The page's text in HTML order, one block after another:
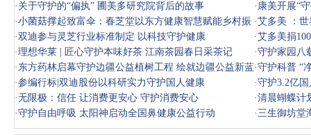
· 关于守护的“偏执” 圃美多研究院背后的故事 · 康美开展“
·小菌菇撑起致富伞：春芝堂以东方健康智慧赋能乡村振
兴
·艾多美 ：
与微笑同
·双迪参与灵芝行业标准制定 以科技守护健康 ·艾多美捐
·理想华莱 | 匠心守护本味好茶 江南茶园春日采茶记 ·守护家园八
· 东方药林启幕守护边疆公益植树工程 绘就边疆公益新蓝
图
·守护科普 “
议
·参编行标|双迪股份以科研实力守护国人健康 ·守护3.2亿
动
·无限极：信任 让消费更安心 守护消费安心 ·清晨蝴蝶计
·守护自由呼吸 太阳神启动全国鼻健康公益行动 ·三生御坊堂
健康